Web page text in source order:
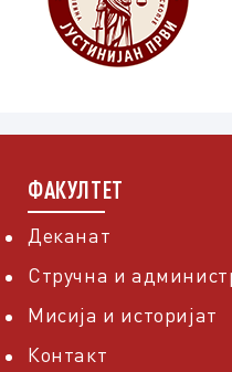
ФАКУЛТЕТ
Деканат
Стручна и
Мисија и историјат
Контакт